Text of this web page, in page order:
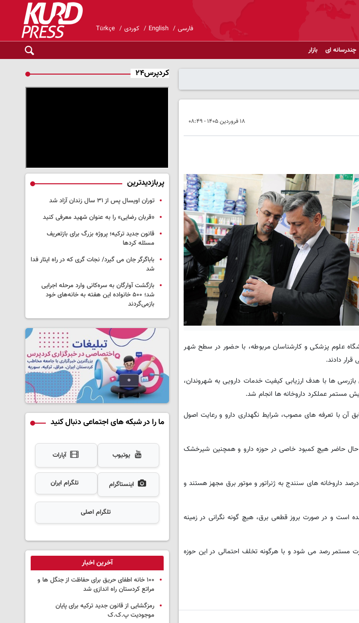
فارسی English کوردی Türkçe
چندرسانه ای بازار
۱۸ فروردین ۱۴۰۵ - ۰۸:۴۹
علوم پزشکی و کارشناسان مربوطه، با حضور در سطح شهر
دادند.
ها با هدف ارزیابی کیفیت خدمات دارویی به شهروندان،
مستمر عملکرد داروخانه ها انجام شد.
آن با تعرفه های مصوب، شرایط نگهداری دارو و رعایت اصول
حال حاضر هیچ کمبود خاصی در حوزه دارو و همچنین شیرخشک
همچنین به بررسی زیرساخت های تأمین برق در این مراکز اشاره کرد و افزود: بیش از ۸۰ درصد داروخانه های سنندج به ژنراتور و موتور برق مجهز هستند و
است و در صورت بروز قطعی برق، هیچ گونه نگرانی در زمینه
مستمر رصد می شود و با هرگونه تخلف احتمالی در این حوزه
کردپرس۲۴
پربازدیدترین
توران اویسال پس از ۳۱ سال زندان آزاد شد
«قربان رضایی» را به عنوان شهید معرفی کنید
قانون جدید ترکیه؛ پروژه بزرگ‌ برای بازتعریف
مسئله کردها
باباگرگر جان می گیرد/ نجات گری که در راه ایثار فدا
شد
بازگشت آوارگان به سره‌کانی وارد مرحله اجرایی
شد؛ ۵۰۰ خانواده این هفته به خانه‌های خود
بازمی‌گردند
ما را در شبکه های اجتماعی دنبال کنید
یوتیوب آپارات
اینستاگرام تلگرام ایران
تلگرام اصلی
آخرین اخبار
۱۰۰ خانه اطفای حریق برای حفاظت از جنگل ها و
مراتع کردستان راه اندازی شد
رمزگشایی از قانون جدید ترکیه برای پایان
موجودیت پ.ک.ک